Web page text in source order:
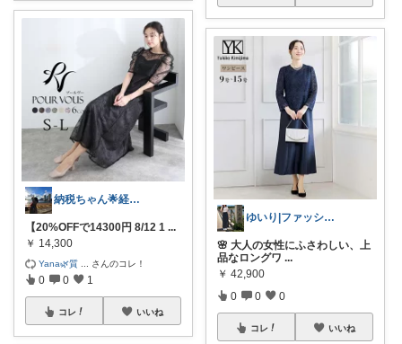
納税ちゃん🌟経由購入★
【20%OFFで14300円 8/12 1 ...
￥ 14,300
Yana🌿質 さんのコレ！
0 0 1
コレ いいね
ゆいり|ファッション👗
🌸 大人の女性にふさわしい、上
品なロングワ ...
￥ 42,900
0 0 0
コレ いいね